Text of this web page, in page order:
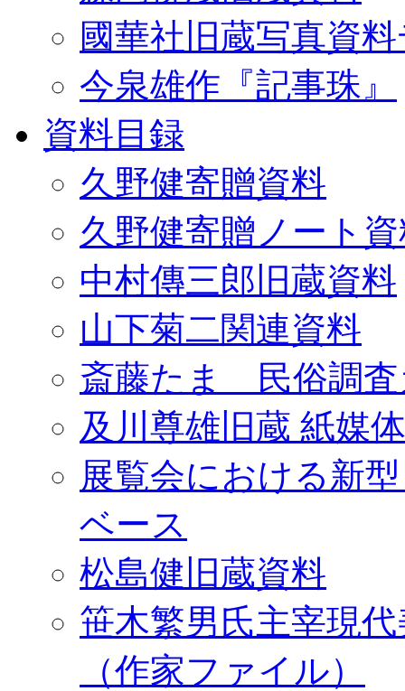
國華社旧蔵写真資
今泉雄作『記事珠』
資料目録
久野健寄贈資料
久野健寄贈ノート
中村傳三郎旧蔵資料
山下菊二関連資料
斎藤たま 民俗調査
及川尊雄旧蔵 紙媒
展覧会における新
ベース
松島健旧蔵資料
笹木繁男氏主宰現
（作家ファイル）